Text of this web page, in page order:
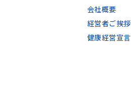
会社概要
経営者ご挨拶
健康経営宣言